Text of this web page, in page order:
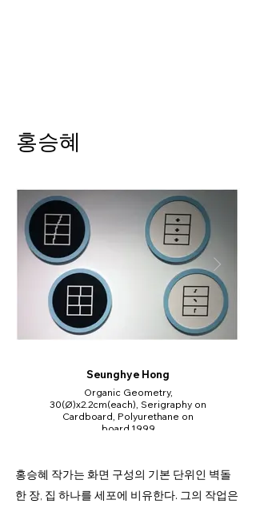
홍승혜
Seunghye Hong
Organic Geometry,
30(Ø)x2.2cm(each), Serigraphy on
Cardboard, Polyurethane on
board,1999
홍승혜 작가는 화면 구성의 기본 단위인 벽돌
한 장, 집 하나를 세포에 비유한다. 그의 작업은